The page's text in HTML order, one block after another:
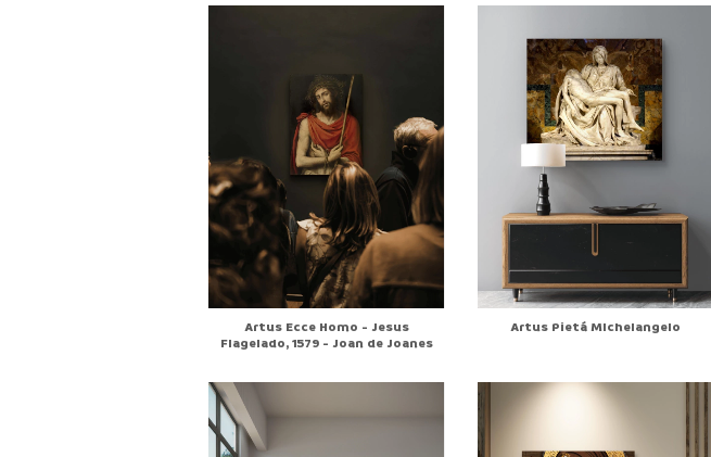
Artus Ecce Homo - Jesus
Flagelado, 1579 - Joan de Joanes
Artus Pietá MIchelangelo